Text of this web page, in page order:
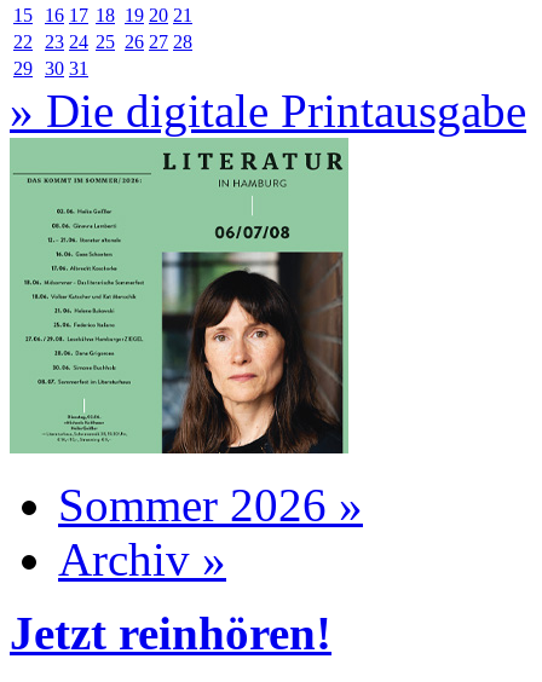
15
16 17 18 19 20 21
22
23 24 25 26 27 28
29 30 31
» Die digitale Printausgabe
Sommer 2026 »
Archiv »
Jetzt reinhören!